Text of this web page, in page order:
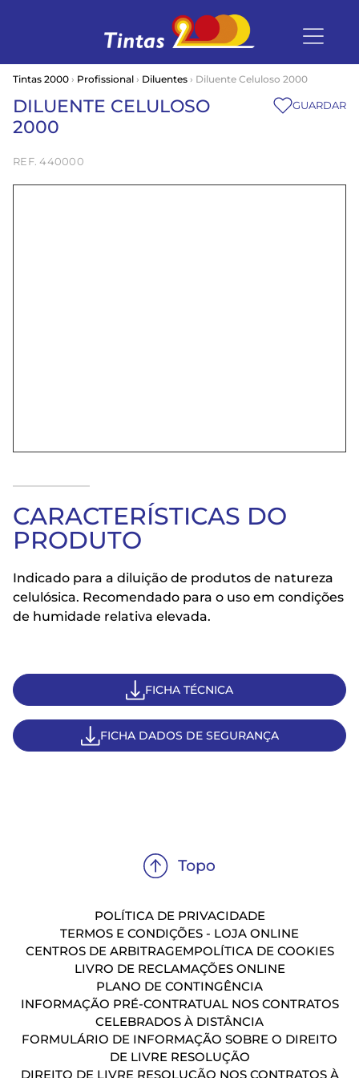
Tintas 2000 › Profissional › Diluentes › Diluente Celuloso 2000
DILUENTE CELULOSO
2000
440000
GUARDAR
CARACTERÍSTICAS DO
PRODUTO
Indicado para a diluição de produtos de natureza
celulósica. Recomendado para o uso em condições
de humidade relativa elevada.
FICHA TÉCNICA
FICHA DADOS DE SEGURANÇA
POLÍTICA DE PRIVACIDADE
TERMOS E CONDIÇÕES - LOJA ONLINE
CENTROS DE ARBITRAGEMPOLÍTICA DE COOKIES
LIVRO DE RECLAMAÇÕES ONLINE
PLANO DE CONTINGÊNCIA
INFORMAÇÃO PRÉ-CONTRATUAL NOS CONTRATOS
CELEBRADOS À DISTÂNCIA
FORMULÁRIO DE INFORMAÇÃO SOBRE O DIREITO
DE LIVRE RESOLUÇÃO
DIREITO DE LIVRE RESOLUÇÃO NOS CONTRATOS À